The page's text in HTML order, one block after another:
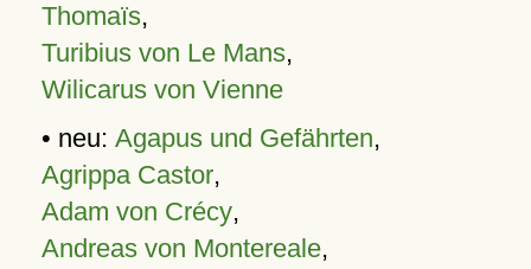
Thomaïs,
Turibius von Le Mans,
Wilicarus von Vienne
• neu: Agapus und Gefährten,
Agrippa Castor,
Adam von Crécy,
Andreas von Montereale,